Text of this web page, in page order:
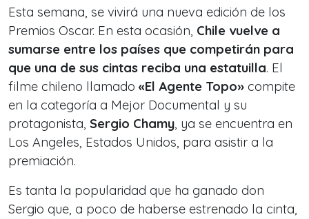
Esta semana, se vivirá una nueva edición de los
Premios Oscar. En esta ocasión, Chile vuelve a
sumarse entre los países que competirán para
que una de sus cintas reciba una estatuilla. El
filme chileno llamado «El Agente Topo» compite
en la categoría a Mejor Documental y su
protagonista, Sergio Chamy, ya se encuentra en
Los Angeles, Estados Unidos, para asistir a la
premiación.
Es tanta la popularidad que ha ganado don
Sergio que, a poco de haberse estrenado la cinta,